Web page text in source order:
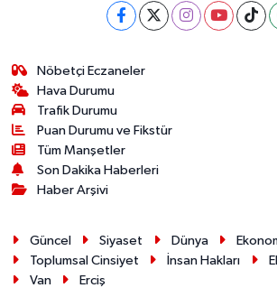
Nöbetçi Eczaneler
Hava Durumu
Trafik Durumu
Puan Durumu ve Fikstür
Tüm Manşetler
Son Dakika Haberleri
Haber Arşivi
Güncel Siyaset Dünya
Toplumsal Cinsiyet
İnsan Hakları
Van
Erciş